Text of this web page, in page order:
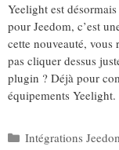
Yeelight est
pour Jeedom, c’est
cette nouveauté,
pas cliquer dessus
plugin ? Déjà pour
équipements
Catégories
Intégrations